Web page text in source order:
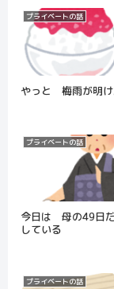
プライベートの話
やっと 梅雨が明
プライベートの話
今日は 母の49日
している
プライベートの話